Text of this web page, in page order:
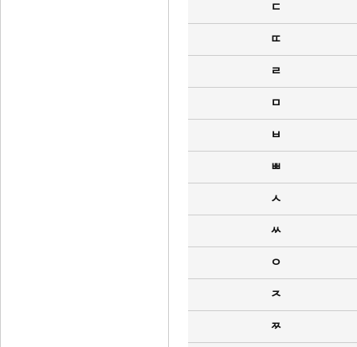
ㄷ
ㄸ
ㄹ
ㅁ
ㅂ
ㅃ
ㅅ
ㅆ
ㅇ
ㅈ
ㅉ